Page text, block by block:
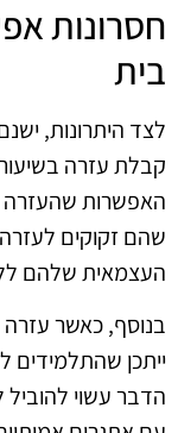
חסרונות
בית
לצד היתרונות,
קבלת עזרה
האפשרות שהעזרה
שהם זקוקים
העצמאית שלהם
בנוסף, כאשר עזרה
ייתכן שהתלמידים
הדבר עשוי